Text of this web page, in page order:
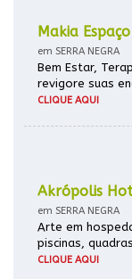
Makia
em SERRA NEGRA
Bem Estar,
revigore suas
CLIQUE AQUI
Akrópolis
em SERRA NEGRA
Arte em
piscinas,
CLIQUE AQUI